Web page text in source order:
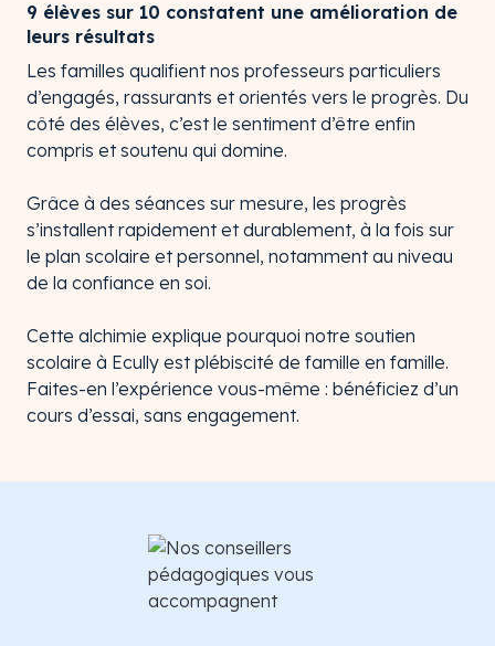
9 élèves sur 10 constatent une amélioration de
leurs résultats
Les familles qualifient nos professeurs particuliers
d’engagés, rassurants et orientés vers le progrès. Du
côté des élèves, c’est le sentiment d’être enfin
compris et soutenu qui domine.
Grâce à des séances sur mesure, les progrès
s’installent rapidement et durablement, à la fois sur
le plan scolaire et personnel, notamment au niveau
de la confiance en soi.
Cette alchimie explique pourquoi notre soutien
scolaire à Ecully est plébiscité de famille en famille.
Faites-en l’expérience vous-même : bénéficiez d’un
cours d’essai, sans engagement.